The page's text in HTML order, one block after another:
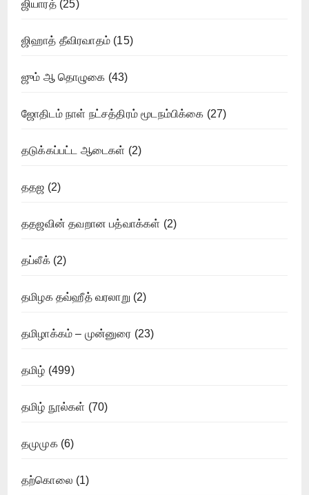
ஜியாரத்(25)
ஜிஹாத் தீவிரவாதம் (15)
ஜும் ஆ தொழுகை (43)
ஜோதிடம் நாள் நட்சத்திரம் மூடநம்பிக்கை (27)
தடுக்கப்பட்ட ஆடைகள் (2)
ததஜ (2)
ததஜவின் தவறான பத்வாக்கள் (2)
தப்லீக்(2)
தமிழக தவ்ஹீத் வரலாறு (2)
தமிழாக்கம் – முன்னுரை (23)
தமிழ் (499)
தமிழ் நூல்கள் (70)
தமுமுக(6)
தற்கொலை (1)